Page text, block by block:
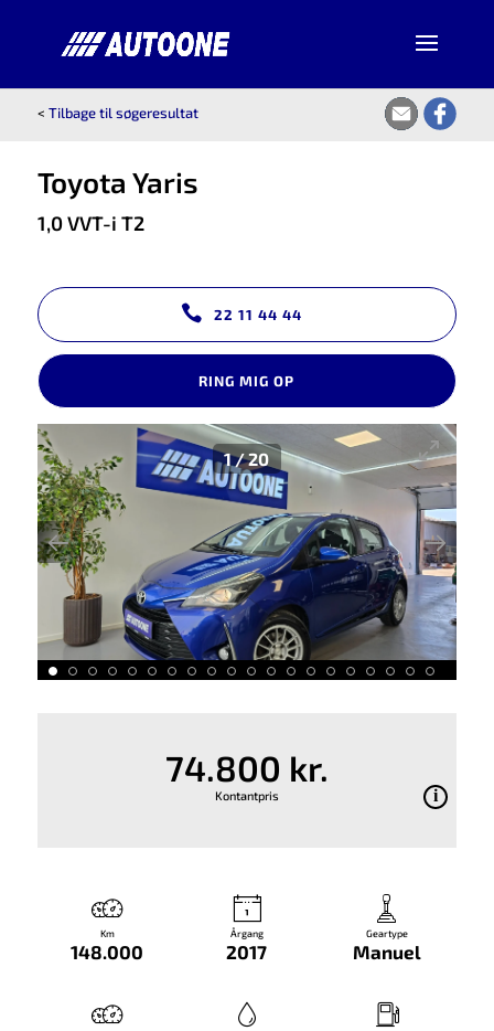
< Tilbage til søgeresultat
Toyota Yaris
1,0 VVT-i T2
22 11 44 44
RING MIG OP
1/20
74.800 kr.
Kontantpris
Km
148.000
Årgang
2017
Geartype
Manuel